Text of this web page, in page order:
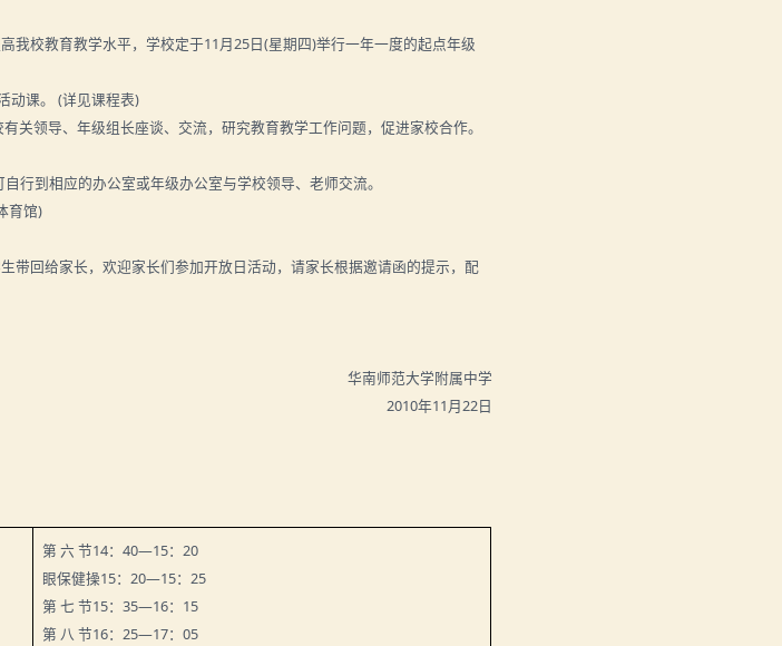
我校教育教学水平，学校定于11月25日(星期四)举行一年一度的起点年级
动课。(详见课程表)
关领导、年级组长座谈、交流，研究教育教学工作问题，促进家校合作。
行到相应的办公室或年级办公室与学校领导、老师交流。
育馆)
带回给家长，欢迎家长们参加开放日活动，请家长根据邀请函的提示，配
华南师范大学附属中学
2010年11月22日
第 六 节14：40—15：20
眼保健操15：20—15：25
第 七 节15：35—16： 15
第 八 节16：25—17：05